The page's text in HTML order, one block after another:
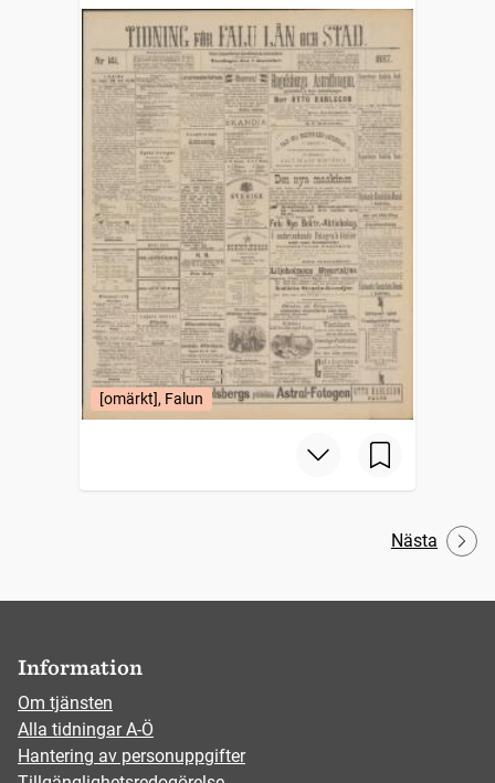
[omärkt], Falun
Nästa
Information
Om tjänsten
Alla tidningar A-Ö
Hantering av personuppgifter